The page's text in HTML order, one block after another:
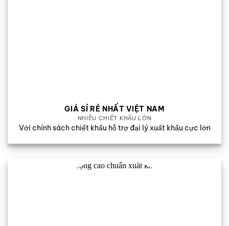
GIÁ SỈ RẺ NHẤT VIỆT NAM
NHIỀU CHIẾT KHẤU LỚN
Với chính sách chiết khẩu hỗ trợ đại lý xuất khẩu cực lớn